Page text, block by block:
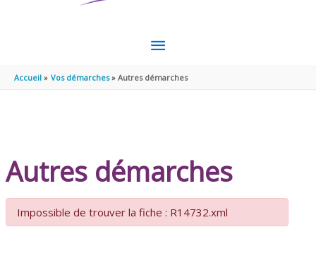
MENU
PRINCIPAL
Accueil Vos démarches Autres démarches
Autres démarches
Impossible de trouver la fiche : R14732.xml